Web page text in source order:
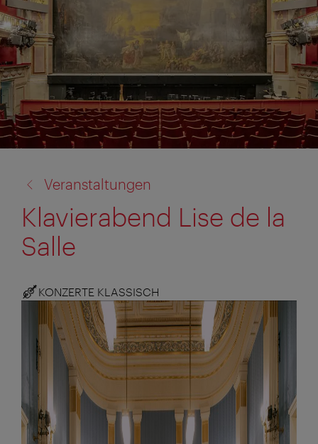
zu:
Veranstaltungen
Klavierabend Lise de la
Salle
KONZERTE KLASSISCH